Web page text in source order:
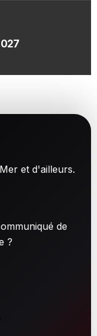
et d'ailleurs.
de
?